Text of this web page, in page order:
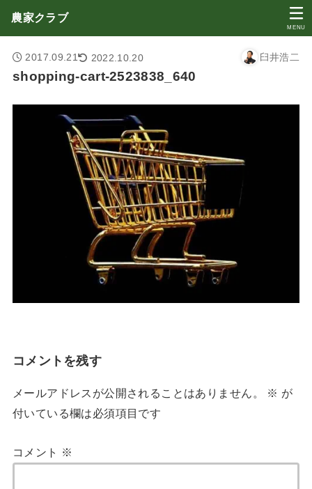
農家クラブ
MENU
2017.09.21 2022.10.20 臼井浩二
shopping-cart-2523838_640
コメントを残す
メールアドレスが公開されることはありません。 ※ が
付いている欄は必須項目です
コメント ※